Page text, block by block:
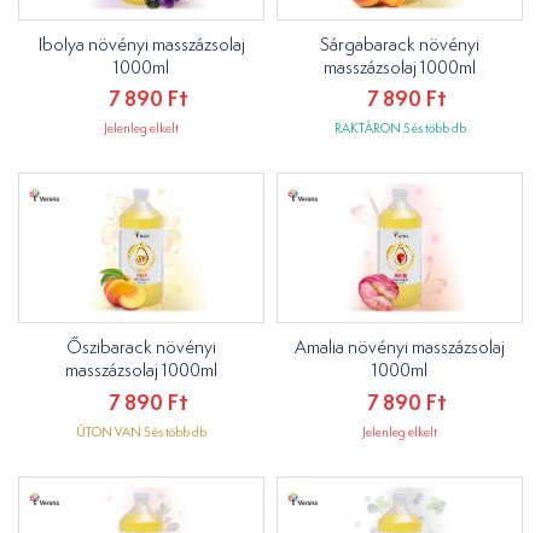
Ibolya növényi masszázsolaj
1000ml
7 890 Ft
Jelenleg elkelt
Sárgabarack növényi
masszázsolaj 1000ml
7 890 Ft
RAKTÁRON 5 és több db
Őszibarack növényi
masszázsolaj 1000ml
7 890 Ft
ÚTON VAN 5 és több db
Amalia növényi masszázsolaj
1000ml
7 890 Ft
Jelenleg elkelt